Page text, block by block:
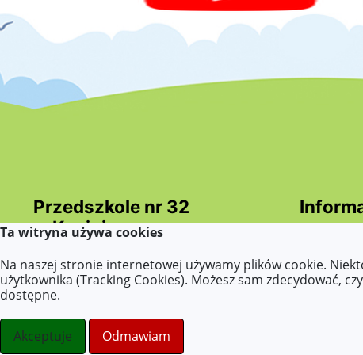
Przedszkole nr 32
w Koninie
Wszelkie prawa zastrzeżone ©.
stronydlaoswaity.pl
(ETR -
Ta witryna używa cookies
Na naszej stronie internetowej używamy plików cookie.
użytkownika (Tracking Cookies). Możesz sam zdecydować,
dostępne.
Akceptuje Odmawiam